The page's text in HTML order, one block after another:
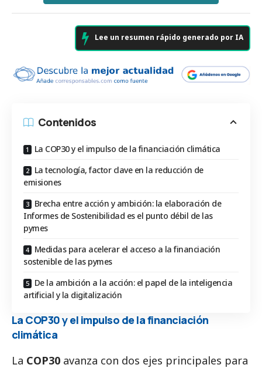
Lee un resumen rápido generado por IA
Contenidos
La COP30 y el impulso de la financiación climática
La tecnología, factor clave en la reducción de
emisiones
Brecha entre acción y ambición: la elaboración de
Informes de Sostenibilidad es el punto débil de las
pymes
Medidas para acelerar el acceso a la financiación
sostenible de las pymes
De la ambición a la acción: el papel de la inteligencia
artificial y la digitalización
La COP30 y el impulso de la financiación
climática
La COP30 avanza con dos ejes principales para